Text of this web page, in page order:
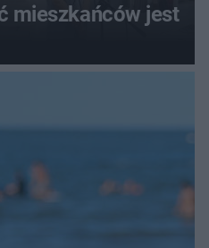
mieszkańców jest